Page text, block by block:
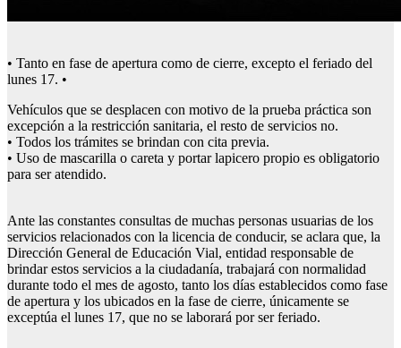
• Tanto en fase de apertura como de cierre, excepto el feriado del
lunes 17. •
Vehículos que se desplacen con motivo de la prueba práctica son
excepción a la restricción sanitaria, el resto de servicios no.
• Todos los trámites se brindan con cita previa.
• Uso de mascarilla o careta y portar lapicero propio es obligatorio
para ser atendido.
Ante las constantes consultas de muchas personas usuarias de los
servicios relacionados con la licencia de conducir, se aclara que, la
Dirección General de Educación Vial, entidad responsable de
brindar estos servicios a la ciudadanía, trabajará con normalidad
durante todo el mes de agosto, tanto los días establecidos como fase
de apertura y los ubicados en la fase de cierre, únicamente se
exceptúa el lunes 17, que no se laborará por ser feriado.